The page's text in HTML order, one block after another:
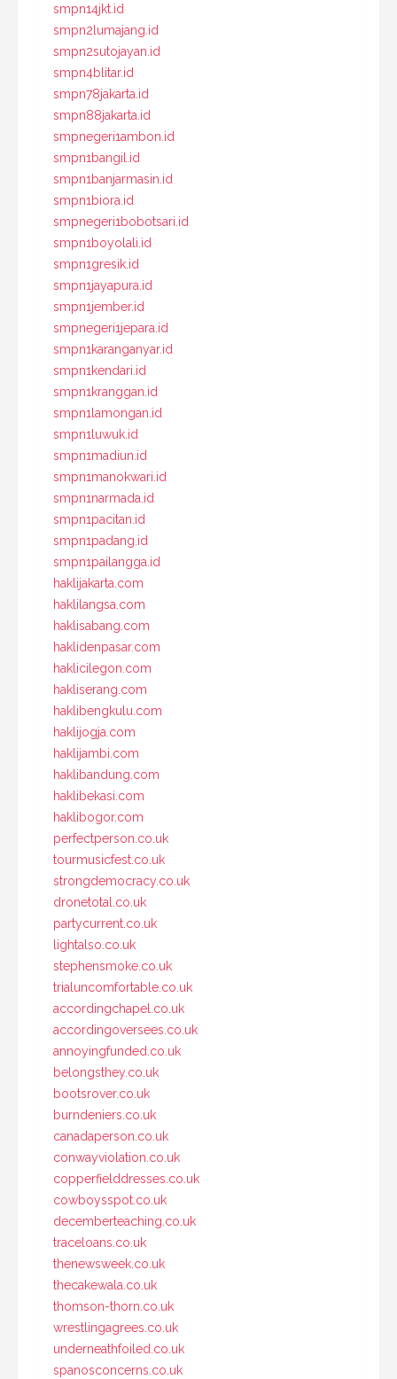
smpn14jkt.id
smpn2lumajang.id
smpn2sutojayan.id
smpn4blitar.id
smpn78jakarta.id
smpn88jakarta.id
smpnegeri1ambon.id
smpn1bangil.id
smpn1banjarmasin.id
smpn1biora.id
smpnegeri1bobotsari.id
smpn1boyolali.id
smpn1gresik.id
smpn1jayapura.id
smpn1jember.id
smpnegeri1jepara.id
smpn1karanganyar.id
smpn1kendari.id
smpn1kranggan.id
smpn1lamongan.id
smpn1luwuk.id
smpn1madiun.id
smpn1manokwari.id
smpn1narmada.id
smpn1pacitan.id
smpn1padang.id
smpn1pailangga.id
haklijakarta.com
haklilangsa.com
haklisabang.com
haklidenpasar.com
haklicilegon.com
hakliserang.com
haklibengkulu.com
haklijogja.com
haklijambi.com
haklibandung.com
haklibekasi.com
haklibogor.com
perfectperson.co.uk
tourmusicfest.co.uk
strongdemocracy.co.uk
dronetotal.co.uk
partycurrent.co.uk
lightalso.co.uk
stephensmoke.co.uk
trialuncomfortable.co.uk
accordingchapel.co.uk
accordingoversees.co.uk
annoyingfunded.co.uk
belongsthey.co.uk
bootsrover.co.uk
burndeniers.co.uk
canadaperson.co.uk
conwayviolation.co.uk
copperfielddresses.co.uk
cowboysspot.co.uk
decemberteaching.co.uk
traceloans.co.uk
thenewsweek.co.uk
thecakewala.co.uk
thomson-thorn.co.uk
wrestlingagrees.co.uk
underneathfoiled.co.uk
spanosconcerns.co.uk